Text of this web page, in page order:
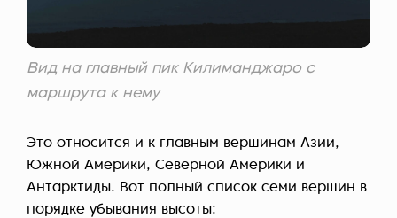
Вид на главный пик Килиманджаро с
маршрута к нему
Это относится и к главным вершинам Азии,
Южной Америки, Северной Америки и
Антарктиды. Вот полный список семи вершин в
порядке убывания высоты: